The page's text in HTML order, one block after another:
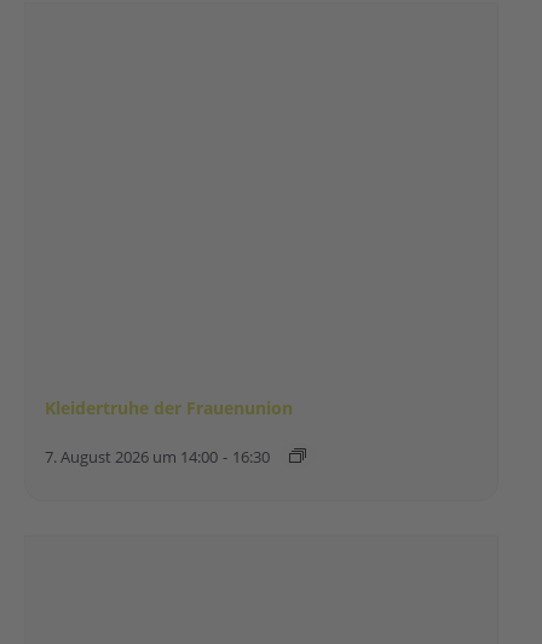
Kleidertruhe der Frauenunion
7. August 2026 um 14:00 - 16:30